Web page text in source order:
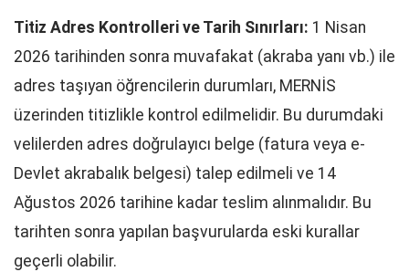
Titiz Adres Kontrolleri ve Tarih Sınırları: 1 Nisan
2026 tarihinden sonra muvafakat (akraba yanı vb.) ile
adres taşıyan öğrencilerin durumları, MERNİS
üzerinden titizlikle kontrol edilmelidir. Bu durumdaki
velilerden adres doğrulayıcı belge (fatura veya e-
Devlet akrabalık belgesi) talep edilmeli ve 14
Ağustos 2026 tarihine kadar teslim alınmalıdır. Bu
tarihten sonra yapılan başvurularda eski kurallar
geçerli olabilir.